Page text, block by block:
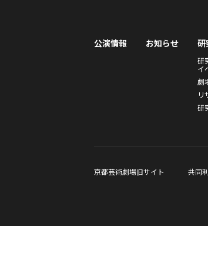
公演情報 お知らせ 研
研
イ
劇
リ
研
京都芸術劇場旧サイト 共同